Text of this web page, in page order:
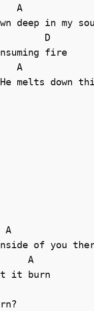
A
deep in my
D
fire
A
melts down
A
of you
A
it burn